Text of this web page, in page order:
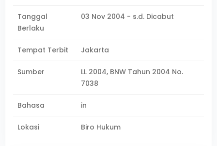
Tanggal
Berlaku
03 Nov 2004 - s.d. Dicabut
Tempat Terbit Jakarta
Sumber
LL 2004, BNW Tahun 2004 No.
7038
Bahasa in
Lokasi Biro Hukum